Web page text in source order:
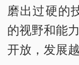
磨出过硬的
的视野和能
开放，发展